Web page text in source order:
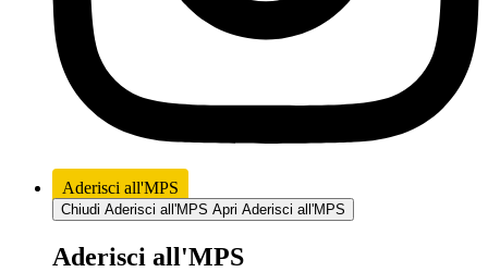
Aderisci all'MPS
Chiudi Aderisci all'MPS Apri Aderisci all'MPS
Aderisci all'MPS